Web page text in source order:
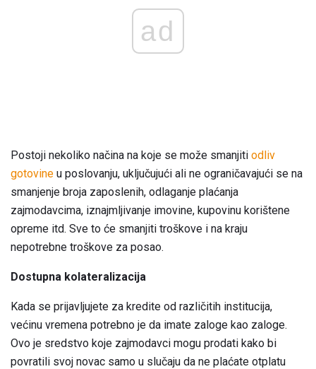
ad
Postoji nekoliko načina na koje se može smanjiti odliv
gotovine u poslovanju, uključujući ali ne ograničavajući se na
smanjenje broja zaposlenih, odlaganje plaćanja
zajmodavcima, iznajmljivanje imovine, kupovinu korištene
opreme itd. Sve to će smanjiti troškove i na kraju
nepotrebne troškove za posao.
Dostupna kolateralizacija
Kada se prijavljujete za kredite od različitih institucija,
većinu vremena potrebno je da imate zaloge kao zaloge.
Ovo je sredstvo koje zajmodavci mogu prodati kako bi
povratili svoj novac samo u slučaju da ne plaćate otplatu